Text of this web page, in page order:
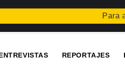
Para
REPORTAJES